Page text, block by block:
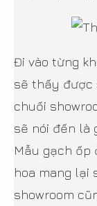
Đi vào từng
sẽ thấy được
chuối
sẽ nói đến là
Mẫu gạch ốp
hoa mang lại
showroom